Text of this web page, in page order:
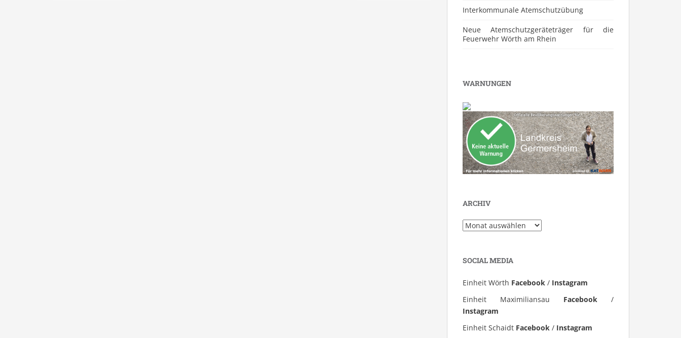
⁠Interkommunale Atemschutzübung
Neue Atemschutzgeräteträger für die
Feuerwehr Wörth am Rhein
WARNUNGEN
ARCHIV
Archiv
SOCIAL MEDIA
Einheit Wörth Facebook / Instagram
Einheit Maximiliansau Facebook /
Instagram
Einheit Schaidt Facebook / Instagram